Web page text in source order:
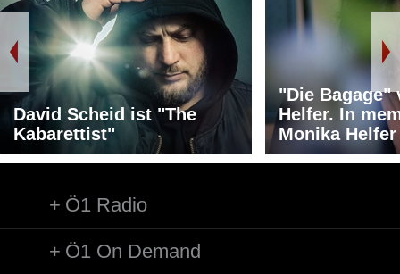
David Scheid ist "The
Kabarettist"
"Die Bagage"
Helfer. In
Monika Helfer
Ö1 Radio
Ö1 On Demand